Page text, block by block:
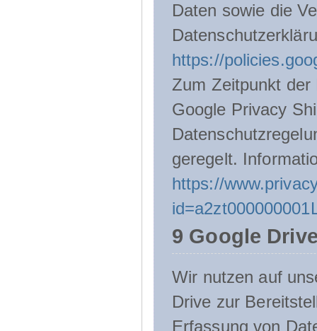
Daten sowie die
https://
Zum Zeitpunkt der
Google Privacy
geregelt.
https://
9 Google
Wir nutzen auf
Drive zur
Erfassung von